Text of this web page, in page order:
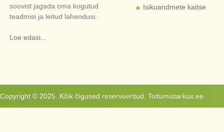
soovist jagada oma kogutud
teadmisi ja leitud lahendusi.
Loe edasi...
Isikuandmete kaitse
Copyright © 2025. Kõik õigused reserveeritud. Toitumistarkus.ee